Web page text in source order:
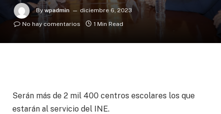
By wpadmin
diciembre 6, 2023
No hay comentarios
1 Min Read
Serán más de 2 mil 400 centros escolares los que
estarán al servicio del INE.